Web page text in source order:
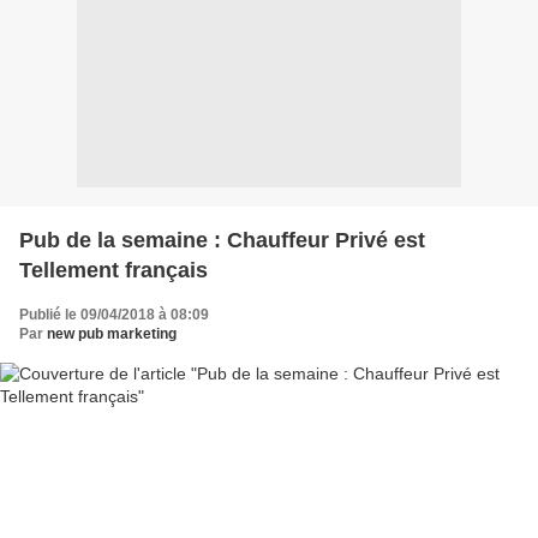
Pub de la semaine : Chauffeur Privé est
Tellement français
Publié le 09/04/2018 à 08:09
Par new pub marketing